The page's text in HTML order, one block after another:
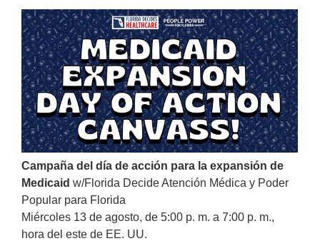
Campaña del día de acción para la expansión de
Medicaid w/Florida Decide Atención Médica y Poder
Popular para Florida
Miércoles 13 de agosto, de 5:00 p. m. a 7:00 p. m.,
hora del este de EE. UU.